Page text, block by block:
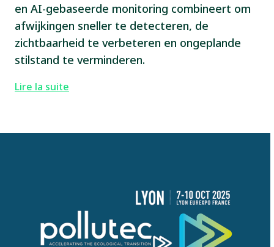
en AI-gebaseerde monitoring combineert om
afwijkingen sneller te detecteren, de
zichtbaarheid te verbeteren en ongeplande
stilstand te verminderen.
Lire la suite